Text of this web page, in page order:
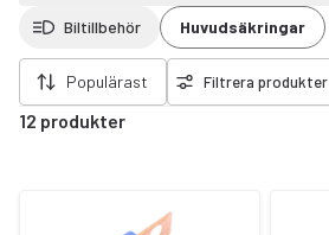
Biltillbehör Huvudsäkringar
Populärast Filtrera produkter
12 produkter
filter